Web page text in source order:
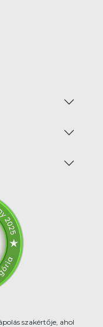
szakértője, ahol